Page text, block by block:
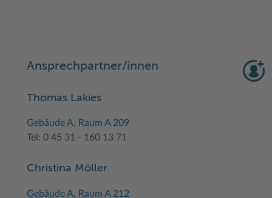
Ansprechpartner/innen
Thomas Lakies
Gebäude A, Raum A 209
Tel: 0 45 31 - 160 13 71
Christina Möller
Gebäude A, Raum A 212